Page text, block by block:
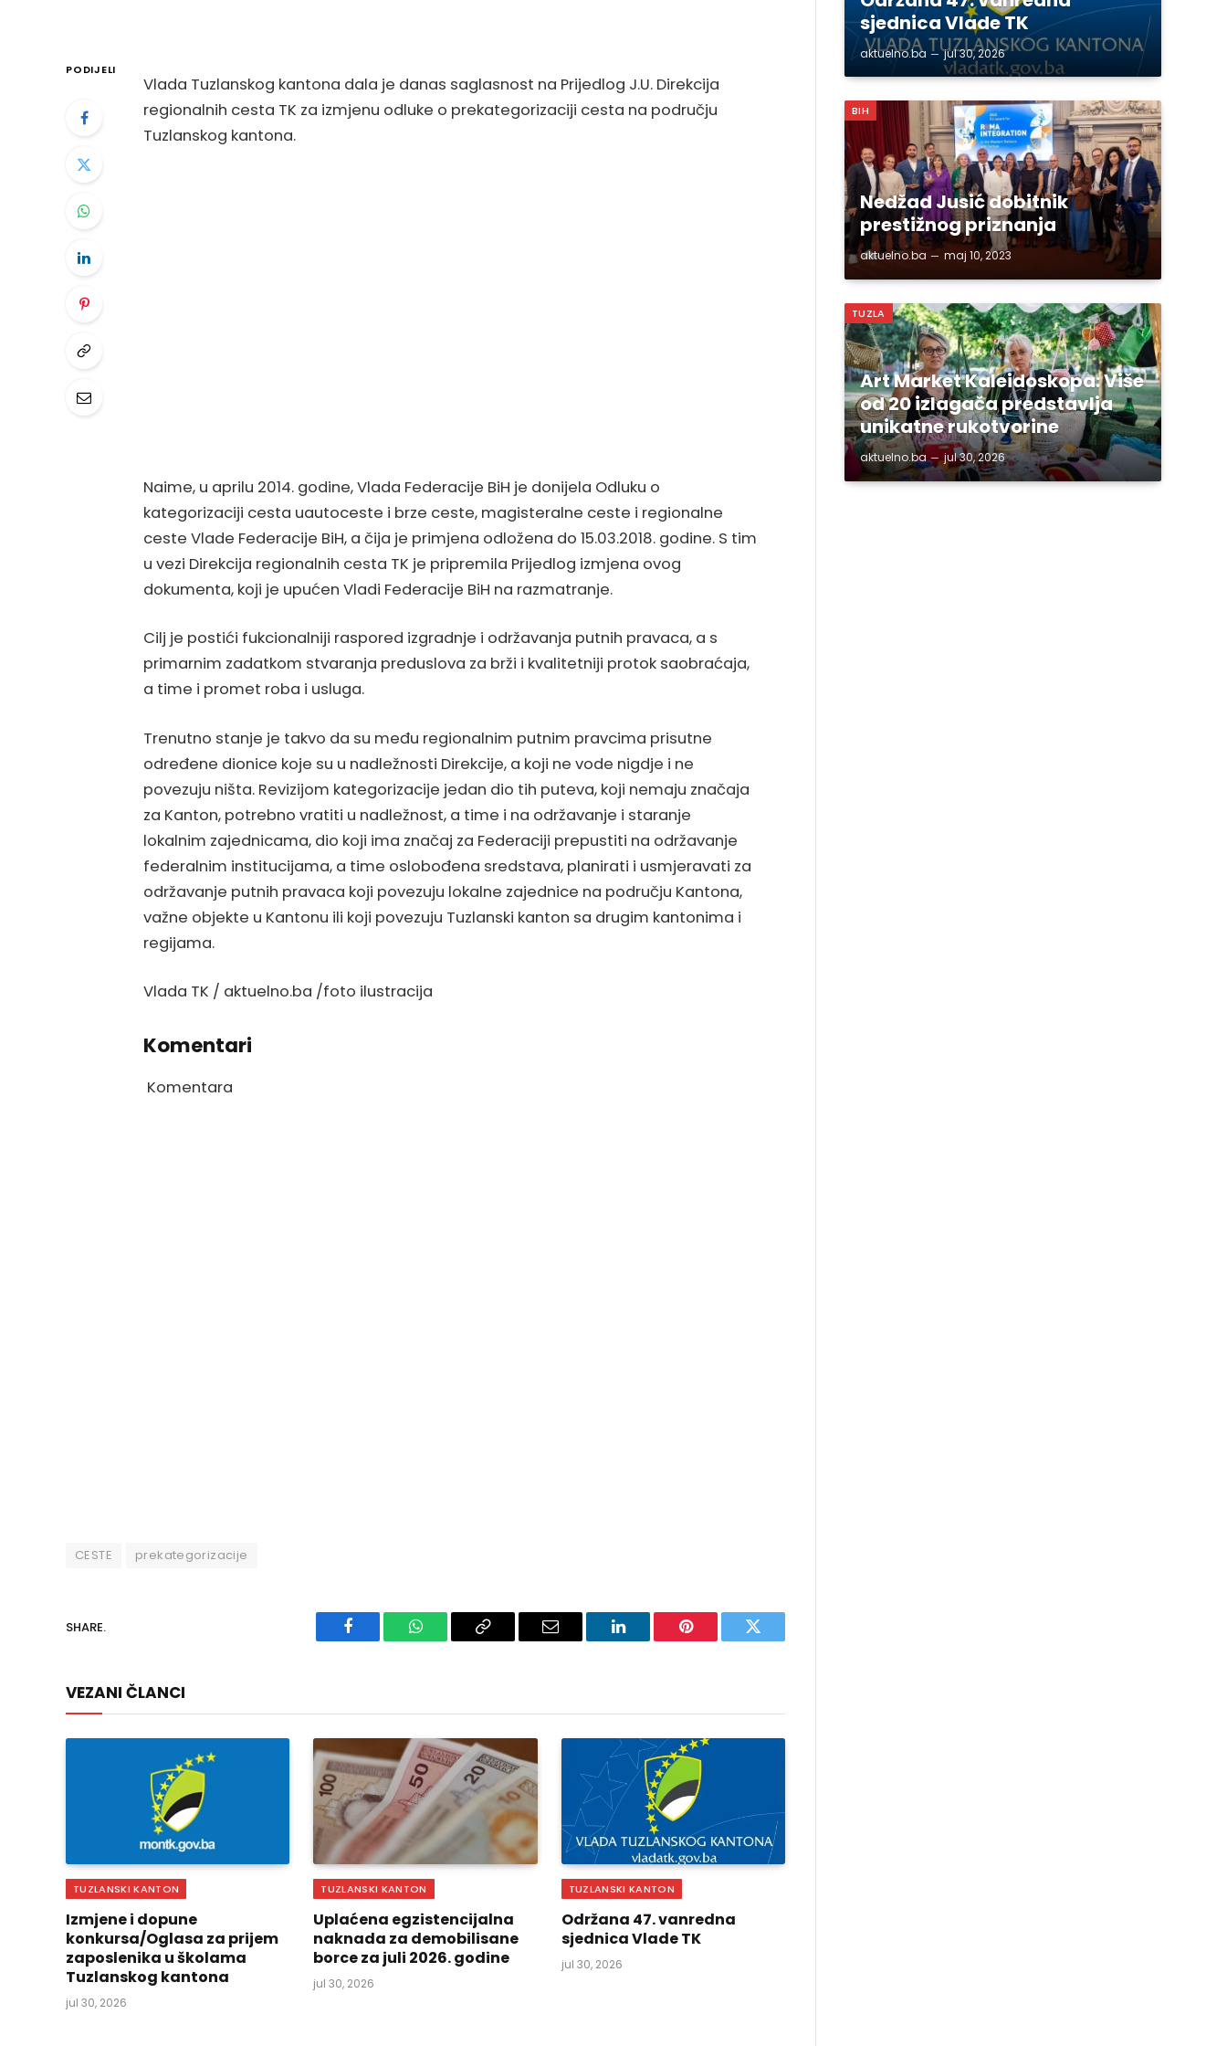
PODIJELI
Vlada Tuzlanskog kantona dala je danas saglasnost na Prijedlog J.U. Direkcija
regionalnih cesta TK za izmjenu odluke o prekategorizaciji cesta na području
Tuzlanskog kantona.
Naime, u aprilu 2014. godine, Vlada Federacije BiH je donijela Odluku o
kategorizaciji cesta uautoceste i brze ceste, magisteralne ceste i regionalne
ceste Vlade Federacije BiH, a čija je primjena odložena do 15.03.2018. godine. S tim
u vezi Direkcija regionalnih cesta TK je pripremila Prijedlog izmjena ovog
dokumenta, koji je upućen Vladi Federacije BiH na razmatranje.
Cilj je postići fukcionalniji raspored izgradnje i održavanja putnih pravaca, a s
primarnim zadatkom stvaranja preduslova za brži i kvalitetniji protok saobraćaja,
a time i promet roba i usluga.
Trenutno stanje je takvo da su među regionalnim putnim pravcima prisutne
određene dionice koje su u nadležnosti Direkcije, a koji ne vode nigdje i ne
povezuju ništa. Revizijom kategorizacije jedan dio tih puteva, koji nemaju značaja
za Kanton, potrebno vratiti u nadležnost, a time i na održavanje i staranje
lokalnim zajednicama, dio koji ima značaj za Federaciji prepustiti na održavanje
federalnim institucijama, a time oslobođena sredstava, planirati i usmjeravati za
održavanje putnih pravaca koji povezuju lokalne zajednice na području Kantona,
važne objekte u Kantonu ili koji povezuju Tuzlanski kanton sa drugim kantonima i
regijama.
Vlada TK / aktuelno.ba /foto ilustracija
Komentari
Komentara
CESTE prekategorizacije
SHARE.
Facebook WhatsAppCopy
Email LinkedIn Pinterest Twitter
VEZANI ČLANCI
TUZLANSKI KANTON
Izmjene i dopune
konkursa/Oglasa za prijem
zaposlenika u školama
Tuzlanskog kantona
jul 30, 2026
TUZLANSKI KANTON
Uplaćena egzistencijalna
naknada za demobilisane
borce za juli 2026. godine
jul 30, 2026
TUZLANSKI KANTON
Održana 47. vanredna
sjednica Vlade TK
jul 30, 2026
sjednica Vlade TK
aktuelno.ba jul 30, 2026
BIH
Nedžad Jusić dobitnik
prestižnog priznanja
aktuelno.ba maj 10, 2023
TUZLA
Art Market Kaleidoskopa: Više
od 20 izlagača predstavlja
unikatne rukotvorine
aktuelno.ba jul 30, 2026